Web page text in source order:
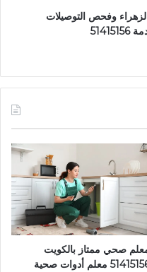
وفحص التوصيلات
صحي ممتاز بالكويت
معلم أدوات صحية